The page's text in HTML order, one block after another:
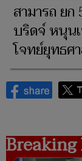
สามารถ ย
บริดจ์ หนุน
โจทย์ยุทธศ